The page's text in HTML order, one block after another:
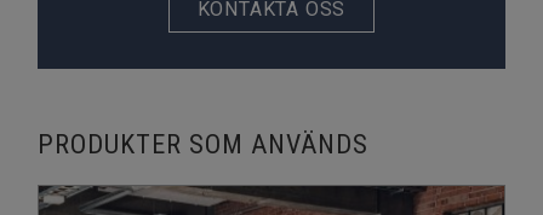
KONTAKTA OSS
PRODUKTER SOM ANVÄNDS